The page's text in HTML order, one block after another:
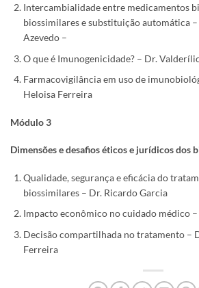
Intercambialidade entre medicamentos
biossimilares e substituição automática
Azevedo –
O que é Imunogenicidade? – Dr.
Farmacovigilância em uso de
Heloisa Ferreira
Módulo 3
Dimensões e desafios éticos e jurídicos dos
Qualidade, segurança e eficácia do
biossimilares – Dr. Ricardo Garcia
Impacto econômico no cuidado médico
Decisão compartilhada no tratamento –
Ferreira